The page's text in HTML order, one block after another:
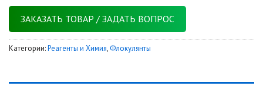
ЗАКАЗАТЬ ТОВАР / ЗАДАТЬ ВОПРОС
Категории:Реагенты и Химия, Флокулянты